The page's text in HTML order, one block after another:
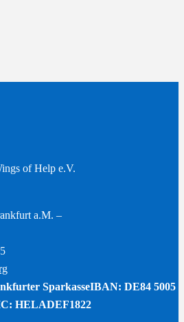
of Help e.V.
a.M. –
SparkasseIBAN: DE84 5005
HELADEF1822